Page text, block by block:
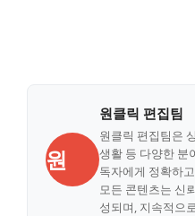
원
원클릭 편집팀
원클릭 편집팀은
생활 등 다양한 분
독자에게 정확하
모든 콘텐츠는 신
성되며, 지속적으